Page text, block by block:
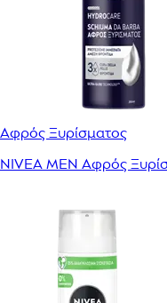
Αφρός Ξυρίσματος
NIVEA MEN Αφρός